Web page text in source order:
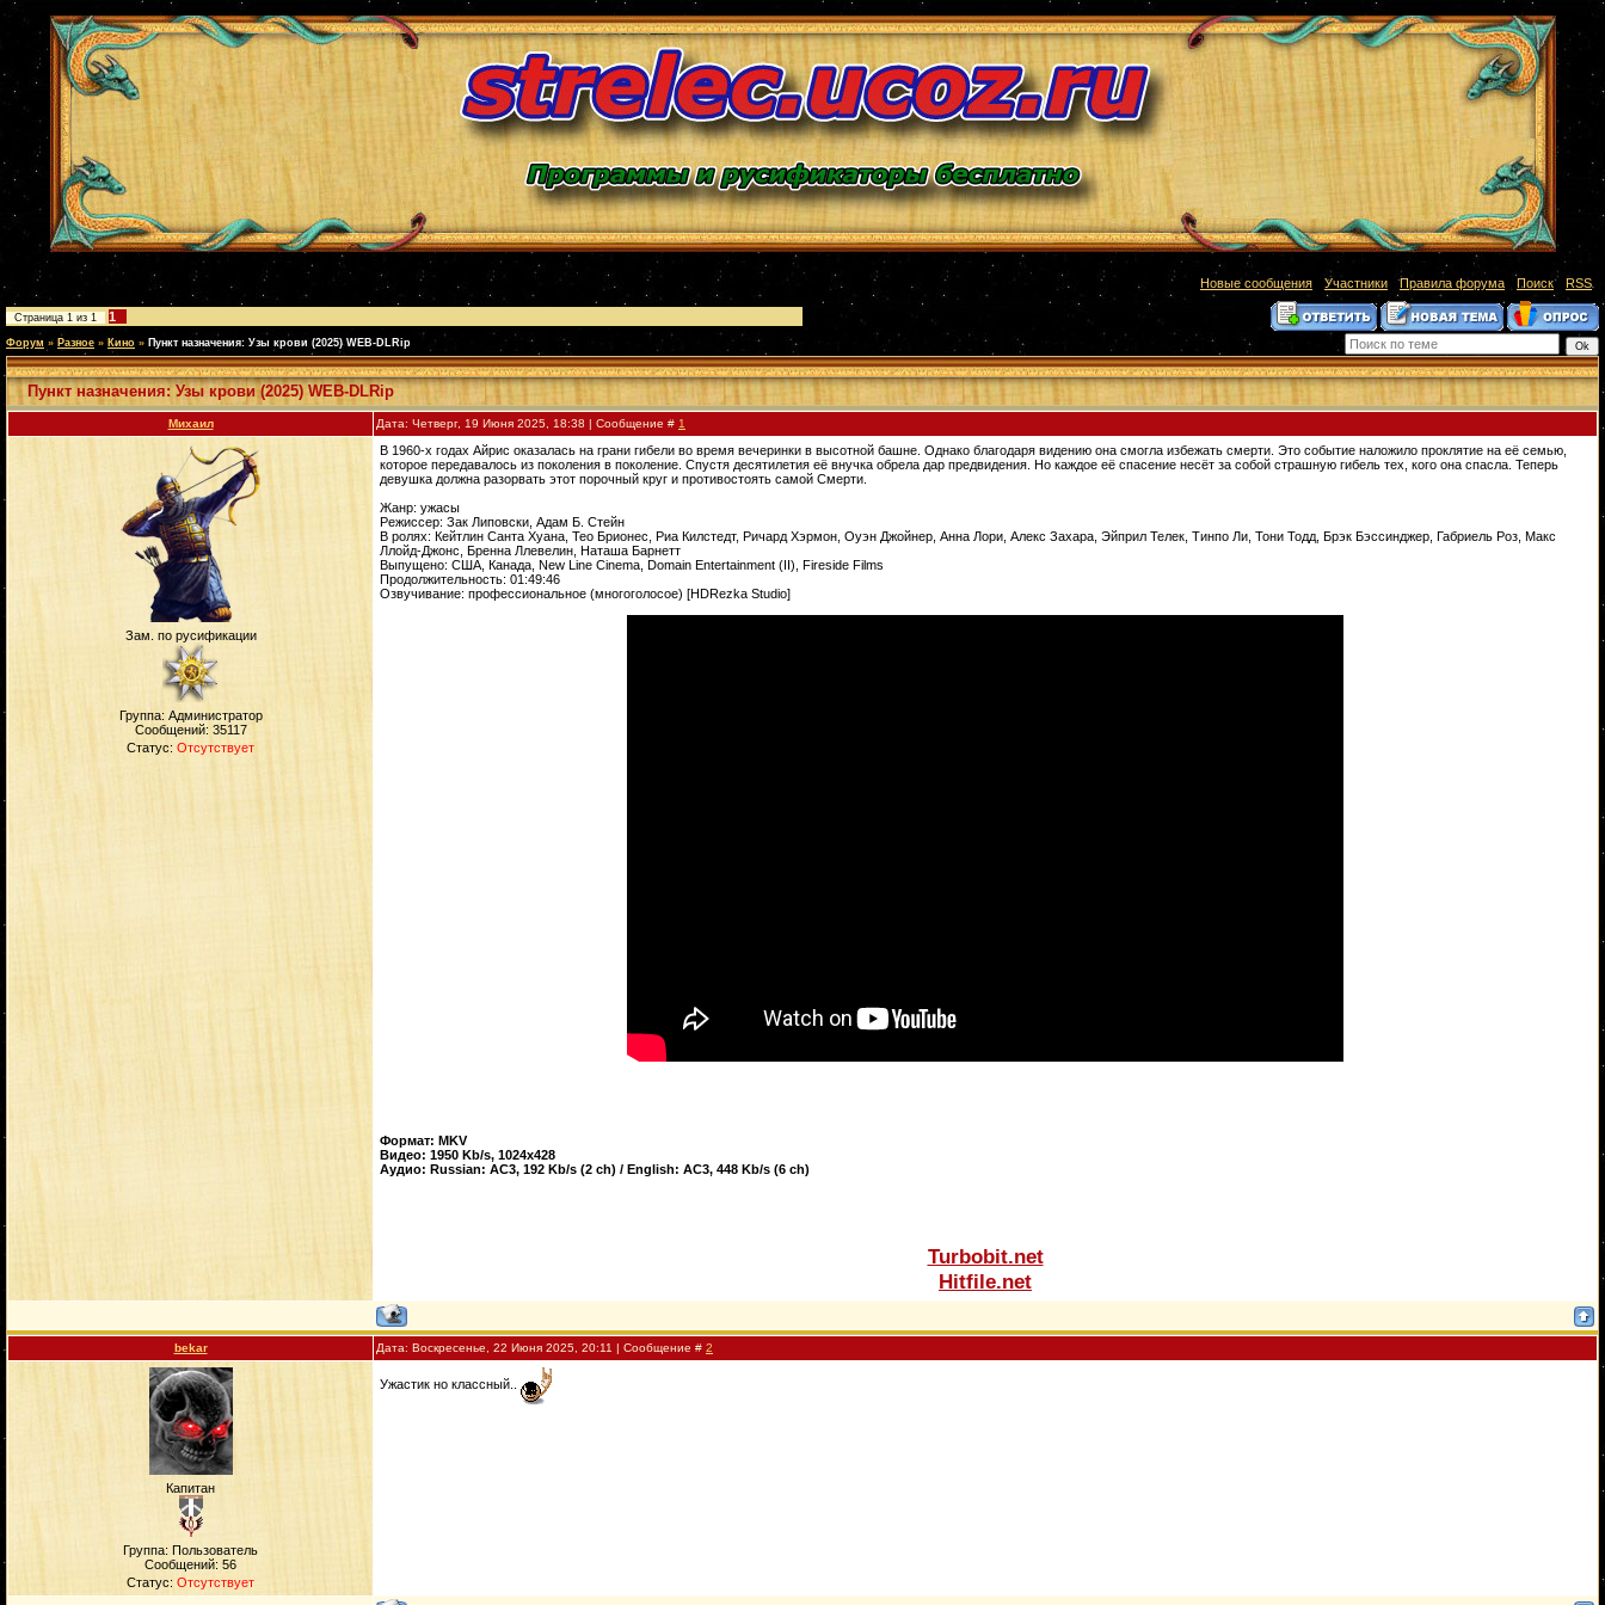
Новые сообщения Участники ·Правила форума Поиск· RSS]
Страница 1 из 1 1
Форум » Разное » Кино » Пункт назначения: Узы крови (2025) WEB-DLRip
Пункт назначения: Узы крови (2025) WEB-DLRip
Михаил Дата: Четверг, 19 Июня 2025, 18:38 | Сообщение # 1
Зам. по русификации
Группа: Администратор
Сообщений: 35117
Статус: Отсутствует
В 1960-х годах Айрис оказалась на грани гибели во время вечеринки в высотной башне. Однако благодаря видению она смогла избежать смерти. Это событие наложило проклятие на её семью,
которое передавалось из поколения в поколение. Спустя десятилетия её внучка обрела дар предвидения. Но каждое её спасение несёт за собой страшную гибель тех, кого она спасла. Теперь
девушка должна разорвать этот порочный круг и противостоять самой Смерти.
Жанр: ужасы
Режиссер: Зак Липовски, Адам Б. Стейн
В ролях: Кейтлин Санта Хуана, Тео Брионес, Риа Килстедт, Ричард Хэрмон, Оуэн Джойнер, Анна Лори, Алекс Захара, Эйприл Телек, Тинпо Ли, Тони Тодд, Брэк Бэссинджер, Габриель Роз, Макс
Ллойд-Джонс, Бренна Ллевелин, Наташа Барнетт
Выпущено: США, Канада, New Line Cinema, Domain Entertainment (II), Fireside Films
Продолжительность: 01:49:46
Озвучивание: профессиональнoe (многоголосoe) [HDRezka Studio]
Формат: MKV
Видео: 1950 Kb/s, 1024x428
Аудио: Russian: AC3, 192 Kb/s (2 ch) / English: AC3, 448 Kb/s (6 ch)
Turbobit.net
Hitfile.net
bekar Дата: Воскресенье, 22 Июня 2025, 20:11 | Сообщение # 2
Капитан
Группа: Пользователь
Сообщений: 56
Статус: Отсутствует
Ужастик но классный..